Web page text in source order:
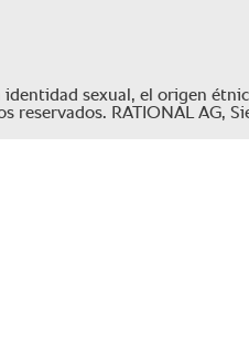
sexual, el origen
RATIONAL AG,